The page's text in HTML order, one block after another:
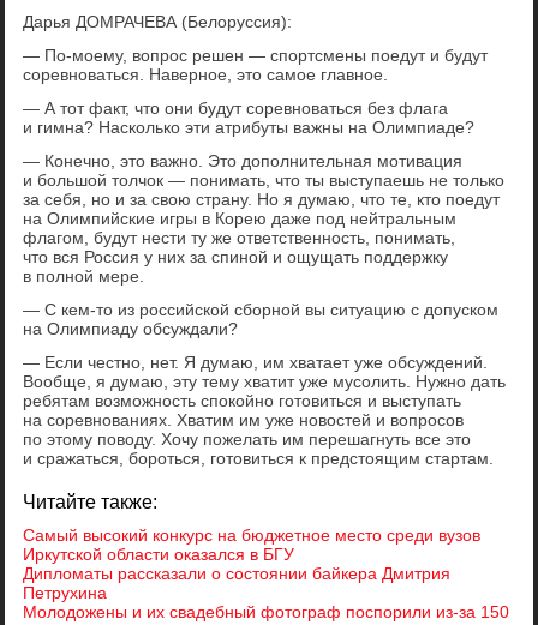
Дарья ДОМРАЧЕВА (Белоруссия):
— По-моему, вопрос решен — спортсмены поедут и будут
соревноваться. Наверное, это самое главное.
— А тот факт, что они будут соревноваться без флага
и гимна? Насколько эти атрибуты важны на Олимпиаде?
— Конечно, это важно. Это дополнительная мотивация
и большой толчок — понимать, что ты выступаешь не только
за себя, но и за свою страну. Но я думаю, что те, кто поедут
на Олимпийские игры в Корею даже под нейтральным
флагом, будут нести ту же ответственность, понимать,
что вся Россия у них за спиной и ощущать поддержку
в полной мере.
— С кем-то из российской сборной вы ситуацию с допуском
на Олимпиаду обсуждали?
— Если честно, нет. Я думаю, им хватает уже обсуждений.
Вообще, я думаю, эту тему хватит уже мусолить. Нужно дать
ребятам возможность спокойно готовиться и выступать
на соревнованиях. Хватим им уже новостей и вопросов
по этому поводу. Хочу пожелать им перешагнуть все это
и сражаться, бороться, готовиться к предстоящим стартам.
Читайте также:
Самый высокий конкурс на бюджетное место среди вузов
Иркутской области оказался в БГУ
Дипломаты рассказали о состоянии байкера Дмитрия
Петрухина
Молодожены и их свадебный фотограф поспорили из-за 150